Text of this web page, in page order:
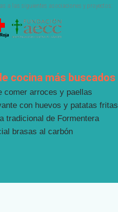
a las siguientes asociaciones y proyectos:
cocina más buscados
comer arroces y paellas
con huevos y patatas fritas
tradicional de Formentera
brasas al carbón